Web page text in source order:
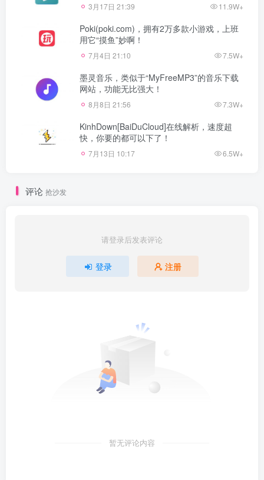
3月17日 21:39 11.9W+
Poki(poki.com)，拥有2万多款小游戏，上班
用它“摸鱼”妙啊！
7月4日 21:10 7.5W+
墨灵音乐，类似于“MyFreeMP3”的音乐下载
网站，功能无比强大！
8月8日 21:56 7.3W+
KinhDown[BaiDuCloud]在线解析，速度超
快，你要的都可以下了！
7月13日 10:17 6.5W+
评论 抢沙发
请登录后发表评论
登录 注册
暂无评论内容